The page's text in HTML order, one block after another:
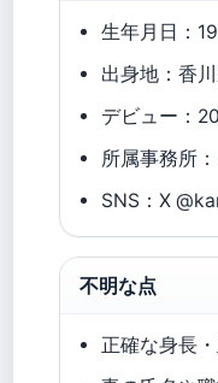
生年月日：
出身地：香
デビュー：
所属事務所
SNS：X
不明な点
正確な身長